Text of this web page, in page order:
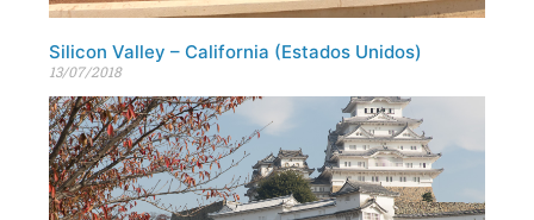
Silicon Valley – California (Estados Unidos)
13/07/2018